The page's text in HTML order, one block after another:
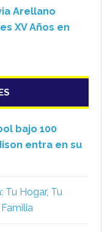
Arellano
XV Años en
bajo 100
entra en su
Tu Hogar, Tu